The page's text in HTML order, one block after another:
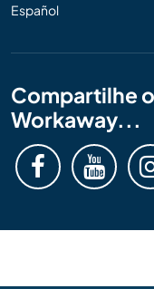
Español
Compartilhe
Workaway...